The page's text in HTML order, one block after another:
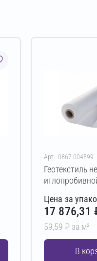
Арт.: 0867.004599
Геотекстиль
Цена за
17 876,31
59,59 ₽ за м²
В